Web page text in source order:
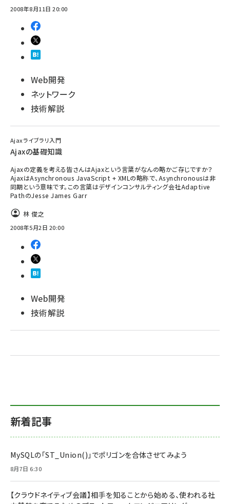
2008年8月11日 20:00
Web開発
ネットワーク
技術解説
Ajaxライブラリ入門
Ajaxの基礎知識
Ajaxの定義を考える皆さんはAjaxという言葉がなんの略かご存じですか？
AjaxはAsynchronous JavaScript + XMLの略称で、Asynchronousは非
同期という意味です。この言葉はデザインコンサルティング会社Adaptive
PathのJesse James Garr
林 俊之
2008年5月2日 20:00
Web開発
技術解説
新着記事
MySQLの「ST_Union()」でポリゴンを合体させてみよう
8月7日 6:30
【クラウドネイティブ会議】相手を知ることから始める、使われる社